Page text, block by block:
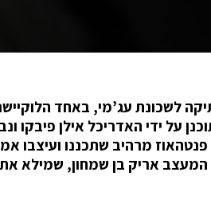
לשכונת עג’מי, באחד
על ידי האדריכל אילן פיבקו
מרהיב שתכננו ועיצבו
המעצב אריק בן שמחון, שמילא